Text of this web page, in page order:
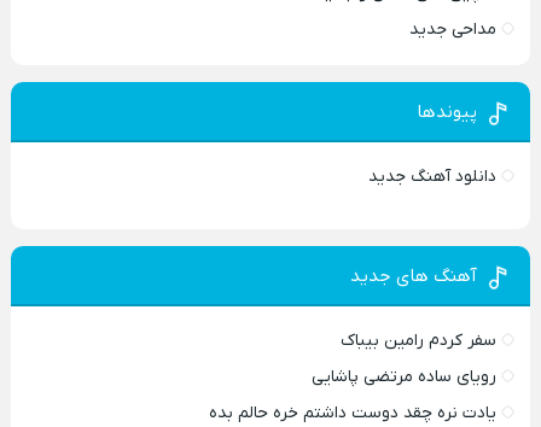
مداحی جدید
پیوندها
دانلود آهنگ جدید
آهنگ های جدید
سفر کردم رامین بیباک
رویای ساده مرتضی پاشایی
یادت نره چقد دوست داشتم خره حالم بده